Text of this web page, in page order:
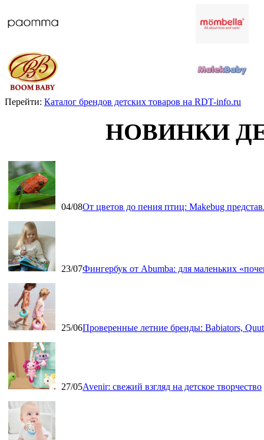
Перейти: Каталог брендов детских товаров на RDT-info.ru
НОВИНКИ
04/08От цветов до пения птиц: Makebug
23/07Фингербук от Abumba: для маленьких
25/06Проверенные летние бренды: Babiators,
27/05Avenir: свежий взгляд на детское творчество